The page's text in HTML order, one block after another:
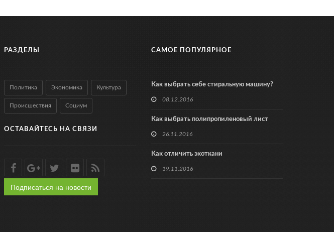
РАЗДЕЛЫ
Политика Экономика Культура
Происшествия Социум
ОСТАВАЙТЕСЬ НА СВЯЗИ
Подписаться на новости
САМОЕ ПОПУЛЯРНОЕ
Как выбрать себе стиральную машину?
08.12.2016
Как выбрать полипропиленовый лист
26.11.2016
Как отличить экоткани
19.11.2016